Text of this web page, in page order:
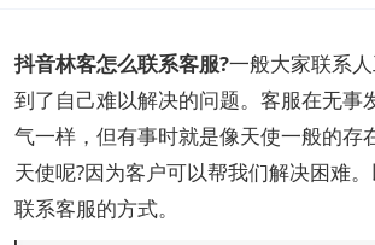
抖音林客怎么联系客服?一般大家联系
到了自己难以解决的问题。客服在无事
气一样，但有事时就是像天使一般的存
天使呢?因为客户可以帮我们解决困难
联系客服的方式。